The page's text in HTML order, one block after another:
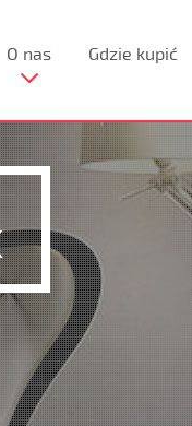
O nas Gdzie kupić